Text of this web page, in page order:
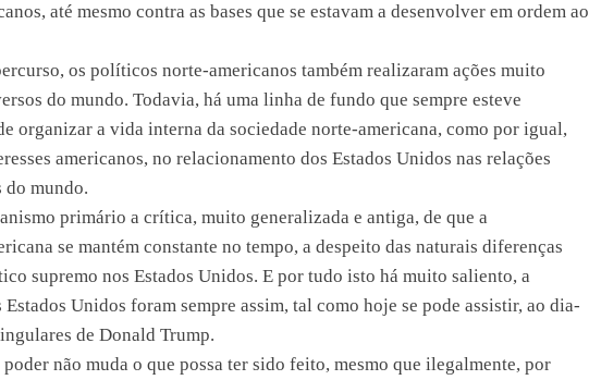
até mesmo contra as bases que se estavam a desenvolver em ordem ao
os políticos norte-americanos também realizaram ações muito
do mundo. Todavia, há uma linha de fundo que sempre esteve
organizar a vida interna da sociedade norte-americana, como por igual,
americanos, no relacionamento dos Estados Unidos nas relações
do mundo.
primário a crítica, muito generalizada e antiga, de que a
se mantém constante no tempo, a despeito das naturais diferenças
supremo nos Estados Unidos. E por tudo isto há muito saliento, a
Unidos foram sempre assim, tal como hoje se pode assistir, ao dia-
de Donald Trump.
não muda o que possa ter sido feito, mesmo que ilegalmente, por